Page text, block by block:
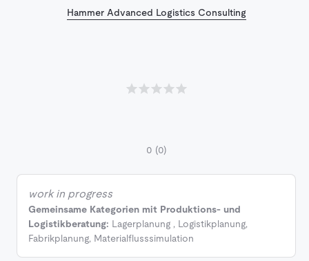
Hammer Advanced Logistics Consulting
0 (0)
work in progress
Gemeinsame Kategorien mit Produktions- und
Logistikberatung: Lagerplanung , Logistikplanung,
Fabrikplanung, Materialflusssimulation